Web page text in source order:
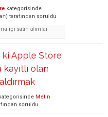
kategorisinde
tarafından soruldu
içi-satın-alımlar-
ki Apple Store
olan
kategorisinde Metin
soruldu